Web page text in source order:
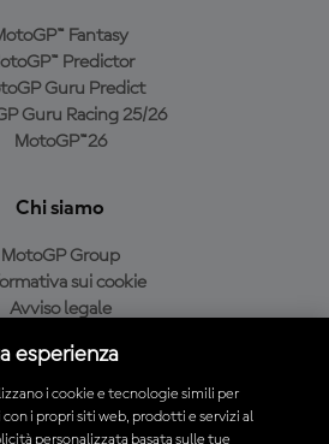
Fantasy
Predictor
Guru Predict
Guru Racing 25/26
MotoGP™26
Chi siamo
MotoGP Group
sui cookie
Avviso legale
di acquisto
esperienza
i cookie e tecnologie simili per
i propri siti web, prodotti e servizi al
personalizzata basata sulle tue